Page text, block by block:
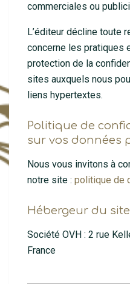
commerciales ou
L’éditeur décline toute
concerne les pratiques
protection de la
sites auxquels nous
liens hypertextes.
Politique de
sur vos données
Nous vous invitons à
notre site : politique de
Hébergeur du site
Société OVH : 2 rue
France